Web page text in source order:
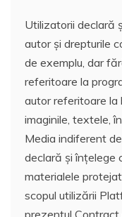
Utilizatorii declară
autor și drepturile
de exemplu, dar
referitoare la
autor referitoare
imaginile, textele,
Media indiferent
declară și înțelege
materialele
scopul utilizării
prezentul Contract